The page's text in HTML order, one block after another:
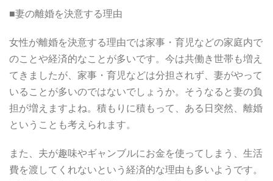
■妻の離婚を決意する理由
女性が離婚を決意する理由では家事・育児などの家庭内で
のことや経済的なことが多いです。今は共働き世帯も増え
てきましたが、家事・育児などは分担されず、妻がやって
いることが多いのではないでしょうか。そうなると妻の負
担が増えますよね。積もりに積もって、ある日突然、離婚
ということも考えられます。
また、夫が趣味やギャンブルにお金を使ってしまう、生活
費を渡してくれないという経済的な理由も多いようです。